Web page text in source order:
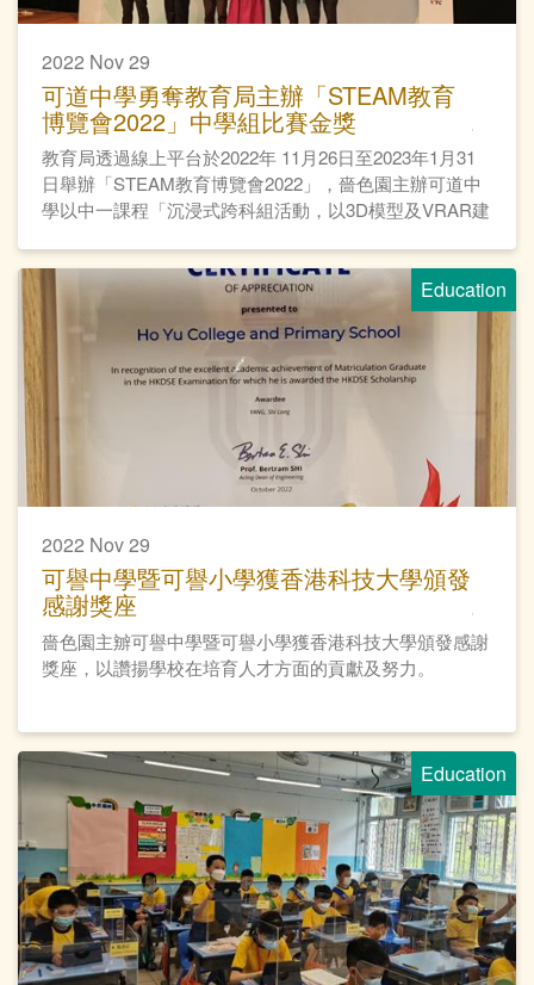
2022 Nov 29
可道中學勇奪教育局主辦「STEAM教育
博覽會2022」中學組比賽金獎
教育局透過線上平台於2022年 11月26日至2023年1月31
日舉辦「STEAM教育博覽會2022」，嗇色園主辦可道中
學以中一課程「沉浸式跨科組活動，以3D模型及VRAR建
Education
2022 Nov 29
可譽中學暨可譽小學獲香港科技大學頒發
感謝獎座
嗇色園主辧可譽中學暨可譽小學獲香港科技大學頒發感謝
獎座，以讚揚學校在培育人才方面的貢獻及努力。
Education